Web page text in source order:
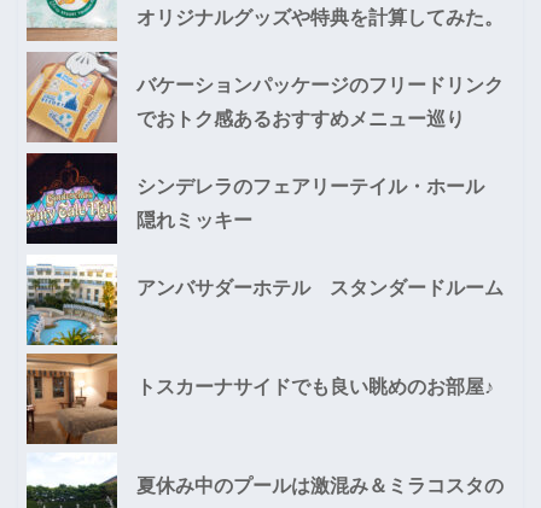
オリジナルグッズや特典を計算してみた。
バケーションパッケージのフリードリンク
でおトク感あるおすすめメニュー巡り
シンデレラのフェアリーテイル・ホール
隠れミッキー
アンバサダーホテル スタンダードルーム
トスカーナサイドでも良い眺めのお部屋♪
夏休み中のプールは激混み＆ミラコスタの